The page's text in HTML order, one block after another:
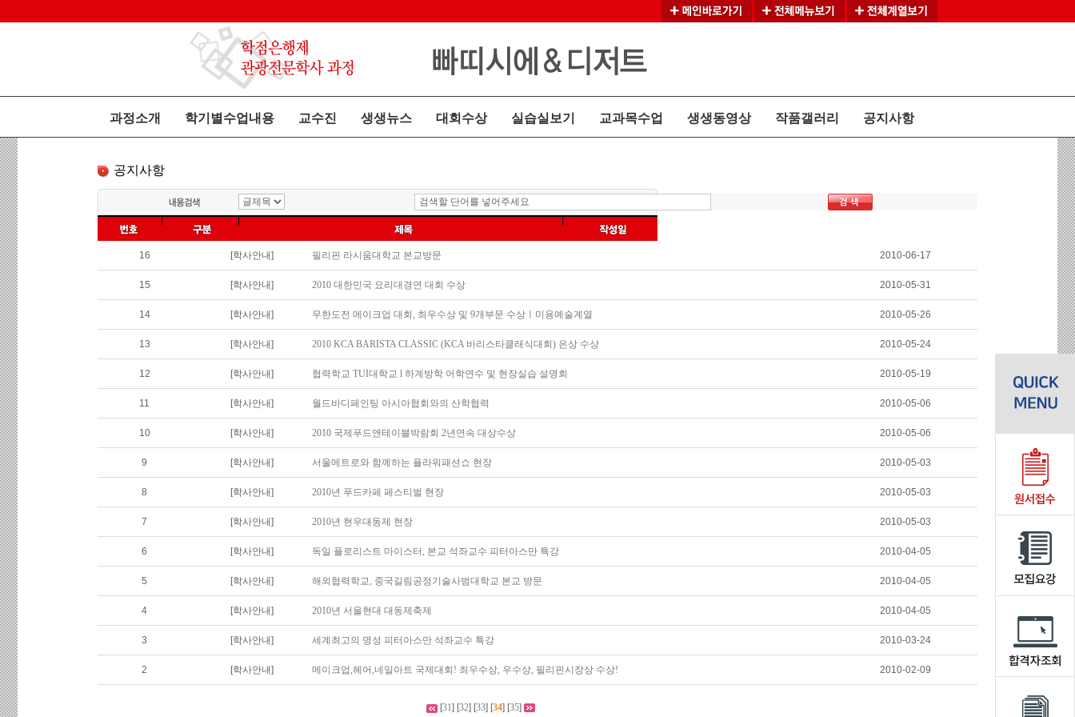
과정소개 학기별수업내용 교수진 생생뉴스 대회수상 실습실보기 교과목수업 생생동영상 작품갤러리 공지사항
공지사항
16 [학사안내] 필리핀 라시움대학교 본교방문 2010-06-17
15 [학사안내] 2010 대한민국 요리대경연 대회 수상 2010-05-31
14 [학사안내] 무한도전 메이크업 대회, 최우수상 및 9개부문 수상ㅣ미용예술계열 2010-05-26
13 [학사안내] 2010 KCA BARISTA CLASSIC (KCA 바리스타클래식대회) 은상 수상 2010-05-24
12 [학사안내] 협력학교 TUI대학교 l 하계방학 어학연수 및 현장실습 설명회 2010-05-19
11 [학사안내] 월드바디페인팅 아시아협회와의 산학협력 2010-05-06
10 [학사안내] 2010 국제푸드앤테이블박람회 2년연속 대상수상 2010-05-06
9 [학사안내] 서울메트로와 함께하는 플라워패션쇼 현장 2010-05-03
8 [학사안내] 2010년 푸드카페 페스티벌 현장 2010-05-03
7 [학사안내] 2010년 현우대동제 현장 2010-05-03
6 [학사안내] 독일 플로리스트 마이스터, 본교 석좌교수 피터아스만 특강 2010-04-05
5 [학사안내] 해외협력학교, 중국길림공정기술사범대학교 본교 방문 2010-04-05
4 [학사안내] 2010년 서울현대 대동제축제 2010-04-05
3 [학사안내] 세계최고의 명성 피터아스만 석좌교수 특강 2010-03-24
2 [학사안내] 메이크업,헤어,네일아트 국제대회! 최우수상, 우수상, 필리핀시장상 수상! 2010-02-09
[31] [32] [33] [34] [35]